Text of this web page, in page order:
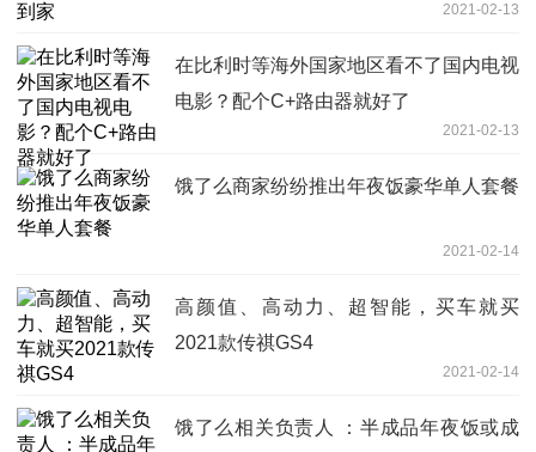
2021-02-13
在比利时等海外国家地区看不了国内电视
电影？配个C+路由器就好了
2021-02-13
饿了么商家纷纷推出年夜饭豪华单人套餐
2021-02-14
高颜值、高动力、超智能，买车就买
2021款传祺GS4
2021-02-14
饿了么相关负责人 ：半成品年夜饭或成